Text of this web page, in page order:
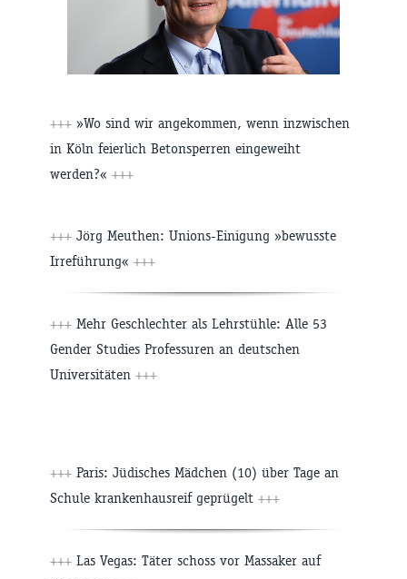
+++ »Wo sind wir angekommen, wenn inzwischen
in Köln feierlich Betonsperren eingeweiht
werden?« +++
+++ Jörg Meuthen: Unions-Einigung »bewusste
Irreführung« +++
+++ Mehr Geschlechter als Lehrstühle: Alle 53
Gender Studies Professuren an deutschen
Universitäten +++
+++ Paris: Jüdisches Mädchen (10) über Tage an
Schule krankenhausreif geprügelt +++
+++ Las Vegas: Täter schoss vor Massaker auf